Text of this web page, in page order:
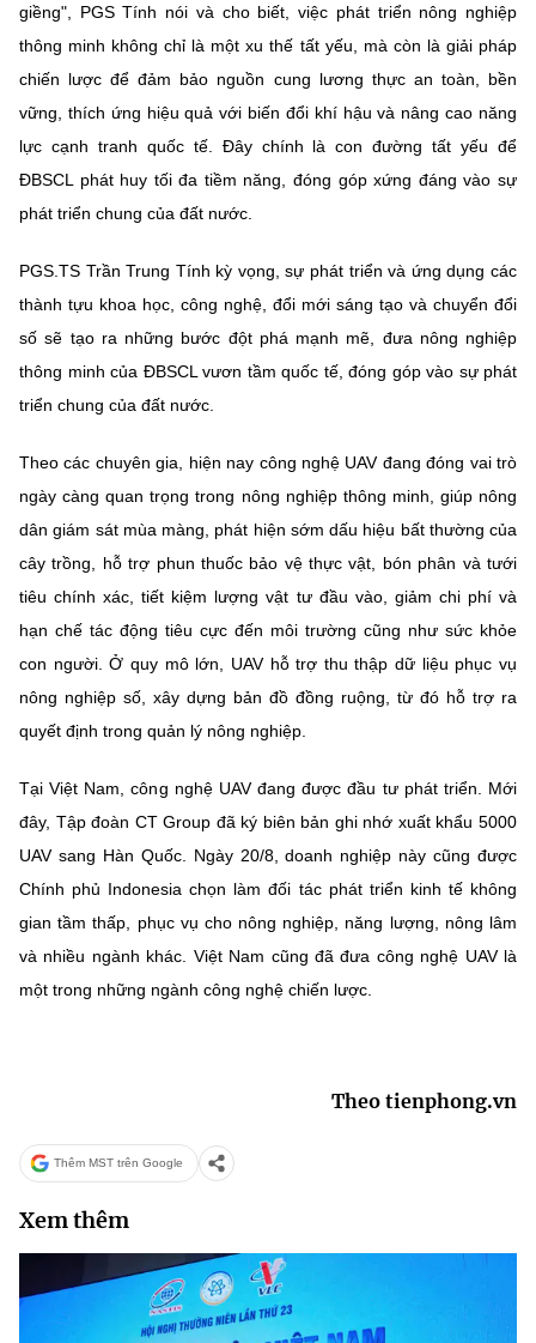
giềng", PGS Tính nói và cho biết, việc phát triển nông nghiệp
thông minh không chỉ là một xu thế tất yếu, mà còn là giải pháp
chiến lược để đảm bảo nguồn cung lương thực an toàn, bền
vững, thích ứng hiệu quả với biến đổi khí hậu và nâng cao năng
lực cạnh tranh quốc tế. Đây chính là con đường tất yếu để
ĐBSCL phát huy tối đa tiềm năng, đóng góp xứng đáng vào sự
phát triển chung của đất nước.
PGS.TS Trần Trung Tính kỳ vọng, sự phát triển và ứng dụng các
thành tựu khoa học, công nghệ, đổi mới sáng tạo và chuyển đổi
số sẽ tạo ra những bước đột phá mạnh mẽ, đưa nông nghiệp
thông minh của ĐBSCL vươn tầm quốc tế, đóng góp vào sự phát
triển chung của đất nước.
Theo các chuyên gia, hiện nay công nghệ UAV đang đóng vai trò
ngày càng quan trọng trong nông nghiệp thông minh, giúp nông
dân giám sát mùa màng, phát hiện sớm dấu hiệu bất thường của
cây trồng, hỗ trợ phun thuốc bảo vệ thực vật, bón phân và tưới
tiêu chính xác, tiết kiệm lượng vật tư đầu vào, giảm chi phí và
hạn chế tác động tiêu cực đến môi trường cũng như sức khỏe
con người. Ở quy mô lớn, UAV hỗ trợ thu thập dữ liệu phục vụ
nông nghiệp số, xây dựng bản đồ đồng ruộng, từ đó hỗ trợ ra
quyết định trong quản lý nông nghiệp.
Tại Việt Nam, công nghệ UAV đang được đầu tư phát triển. Mới
đây, Tập đoàn CT Group đã ký biên bản ghi nhớ xuất khẩu 5000
UAV sang Hàn Quốc. Ngày 20/8, doanh nghiệp này cũng được
Chính phủ Indonesia chọn làm đối tác phát triển kinh tế không
gian tầm thấp, phục vụ cho nông nghiệp, năng lượng, nông lâm
và nhiều ngành khác. Việt Nam cũng đã đưa công nghệ UAV là
một trong những ngành công nghệ chiến lược.
Theo tienphong.vn
Thêm MST trên Google
Xem thêm